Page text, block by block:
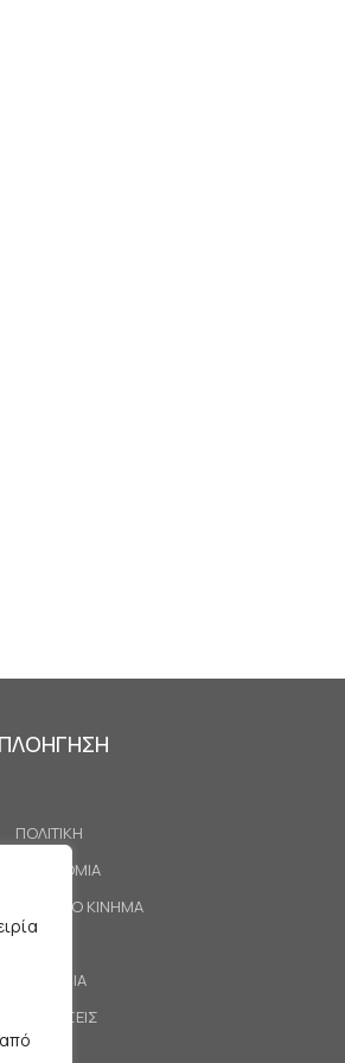
ΠΛΟΗΓΗΣΗ
ΠΟΛΙΤΙΚΗ
ΟΙΚΟΝΟΜΙΑ
ΕΡΓΑΤΙΚΟ ΚΙΝΗΜΑ
ΚΟΙΝΩΝΙΑ
ΠΡΟΤΑΣΕΙΣ